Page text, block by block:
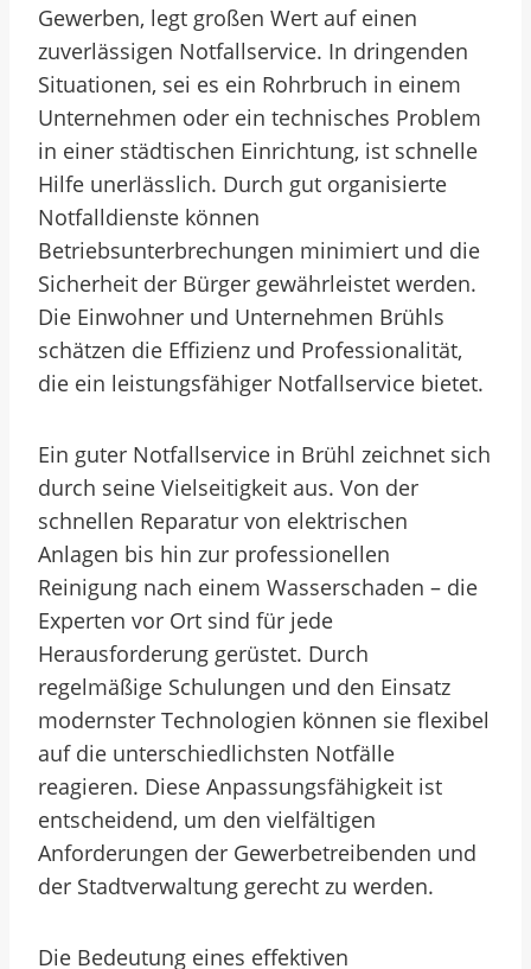
Gewerben, legt großen Wert auf einen
zuverlässigen Notfallservice. In dringenden
Situationen, sei es ein Rohrbruch in einem
Unternehmen oder ein technisches Problem
in einer städtischen Einrichtung, ist schnelle
Hilfe unerlässlich. Durch gut organisierte
Notfalldienste können
Betriebsunterbrechungen minimiert und die
Sicherheit der Bürger gewährleistet werden.
Die Einwohner und Unternehmen Brühls
schätzen die Effizienz und Professionalität,
die ein leistungsfähiger Notfallservice bietet.
Ein guter Notfallservice in Brühl zeichnet sich
durch seine Vielseitigkeit aus. Von der
schnellen Reparatur von elektrischen
Anlagen bis hin zur professionellen
Reinigung nach einem Wasserschaden – die
Experten vor Ort sind für jede
Herausforderung gerüstet. Durch
regelmäßige Schulungen und den Einsatz
modernster Technologien können sie flexibel
auf die unterschiedlichsten Notfälle
reagieren. Diese Anpassungsfähigkeit ist
entscheidend, um den vielfältigen
Anforderungen der Gewerbetreibenden und
der Stadtverwaltung gerecht zu werden.
Die Bedeutung eines effektiven